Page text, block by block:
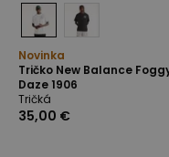
Novinka
Tričko New Balance
Daze 1906
Tričká
35,00 €